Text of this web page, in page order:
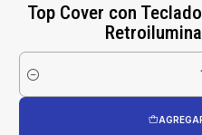
Top Cover con
Cantidad